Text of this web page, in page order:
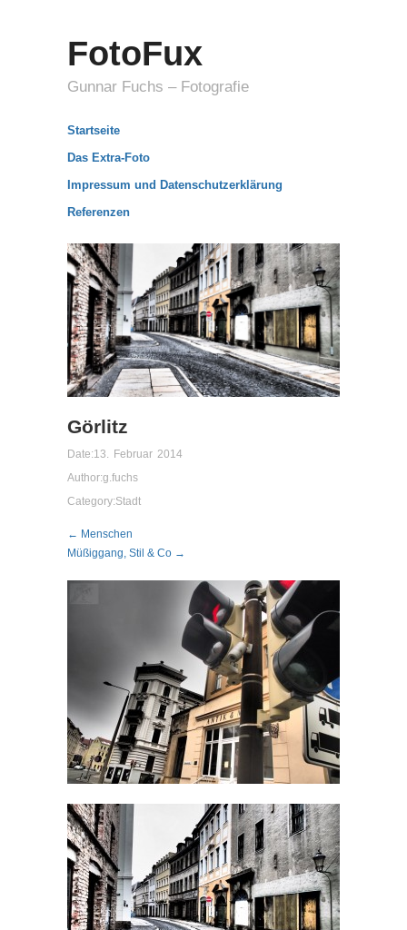
FotoFux
Gunnar Fuchs – Fotografie
Startseite
Das Extra-Foto
Impressum und Datenschutzerklärung
Referenzen
Görlitz
Date:13. Februar 2014
Author:g.fuchs
Category:Stadt
← Menschen
Müßiggang, Stil & Co →